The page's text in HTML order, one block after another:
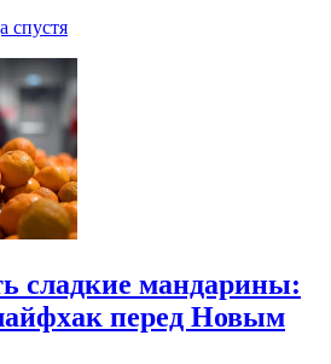
спустя
сладкие мандарины:
перед Новым